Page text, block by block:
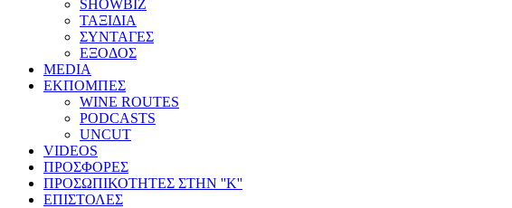
SHOWBIZ
ΤΑΞΙΔΙΑ
ΣΥΝΤΑΓΕΣ
ΕΞΟΔΟΣ
MEDIA
ΕΚΠΟΜΠΕΣ
WINE ROUTES
PODCASTS
UNCUT
VIDEOS
ΠΡΟΣΦΟΡΕΣ
ΠΡΟΣΩΠΙΚΟΤΗΤΕΣ ΣΤΗΝ ''Κ''
ΕΠΙΣΤΟΛΕΣ